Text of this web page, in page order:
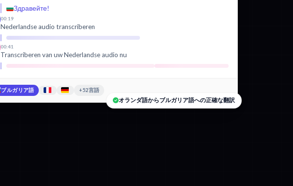
Здравейте!
00:19
Nederlandse audio transcriberen
00:41
Transcriberen van uw Nederlandse audio nu
ブルガリア語 +52言語
オランダ語からブルガリア語への正確な翻訳